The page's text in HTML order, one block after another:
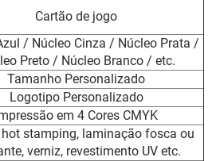
Cartão de jogo
/ Núcleo Cinza / Núcleo Prata /
Preto / Núcleo Branco / etc.
Tamanho Personalizado
Logotipo Personalizado
em 4 Cores CMYK
hot stamping, laminação fosca ou
verniz, revestimento UV etc.